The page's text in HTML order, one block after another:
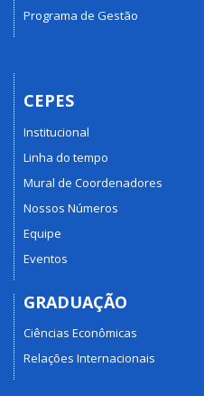
Programa de Gestão
CEPES
Institucional
Linha do tempo
Mural de Coordenadores
Nossos Números
Equipe
Eventos
GRADUAÇÃO
Ciências Econômicas
Relações Internacionais